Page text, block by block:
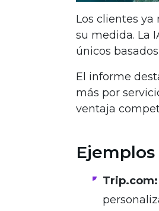
Los clientes
su medida. La
únicos
El informe
más por
ventaja
Trip.com: